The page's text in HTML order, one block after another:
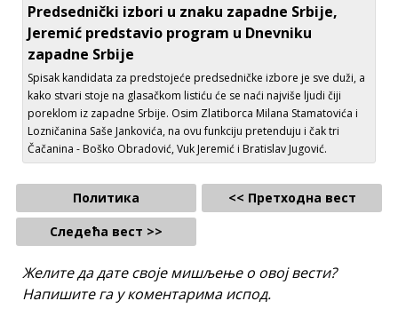
Predsednički izbori u znaku zapadne Srbije,
Jeremić predstavio program u Dnevniku
zapadne Srbije
Spisak kandidata za predstojeće predsedničke izbore je sve duži, a
kako stvari stoje na glasačkom listiću će se naći najviše ljudi čiji
poreklom iz zapadne Srbije. Osim Zlatiborca Milana Stamatovića i
Lozničanina Saše Jankovića, na ovu funkciju pretenduju i čak tri
Čačanina - Boško Obradović, Vuk Jeremić i Bratislav Jugović.
Политика
<< Претходна вест
Следећа вест >>
Желите да дате своје мишљење о овој вести?
Напишите га у коментарима испод.